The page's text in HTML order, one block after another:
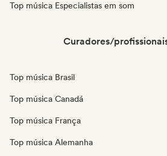
Top música Especialistas em som
Curadores/
Top música Brasil
Top música Canadá
Top música França
Top música Alemanha